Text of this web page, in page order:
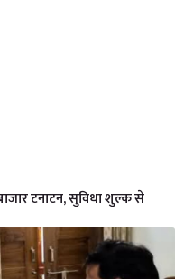
टनाटन, सुविधा शुल्क से